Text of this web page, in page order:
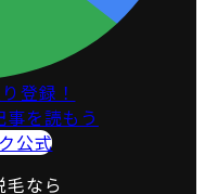
登録！
を読もう
公式
毛なら